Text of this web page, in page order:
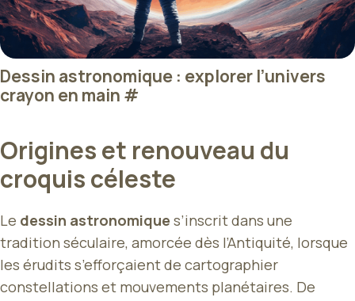
Dessin astronomique : explorer l’univers
crayon en main #
Origines et renouveau du
croquis céleste
Le dessin astronomique s’inscrit dans une
tradition séculaire, amorcée dès l’Antiquité, lorsque
les érudits s’efforçaient de cartographier
constellations et mouvements planétaires. De